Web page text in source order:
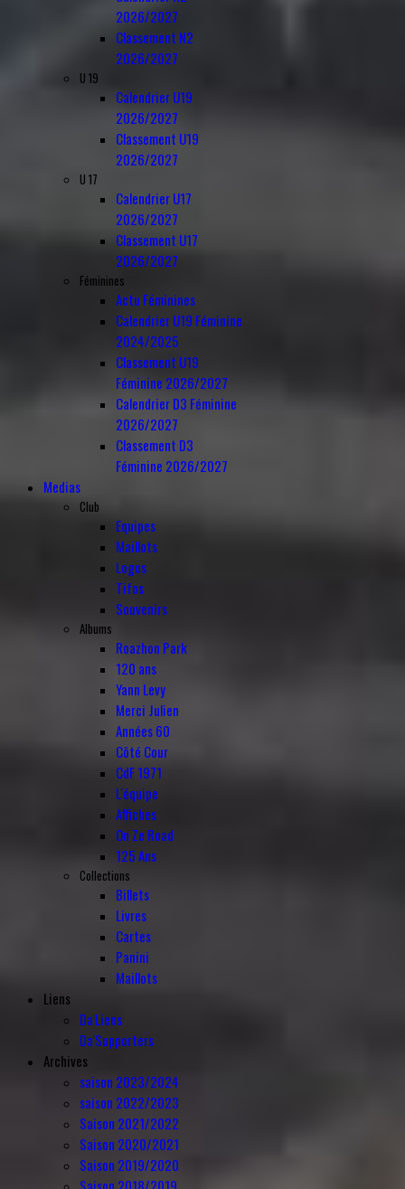
2026/2027
Classement N2
2026/2027
U 19
Calendrier U19
2026/2027
Classement U19
2026/2027
U 17
Calendrier U17
2026/2027
Classement U17
2026/2027
Féminines
Actu Féminines
Calendrier U19 Féminine
2024/2025
Classement U19
Féminine 2026/2027
Calendrier D3 Féminine
2026/2027
Classement D3
Féminine 2026/2027
Medias
Club
Equipes
Maillots
Logos
Tifos
Souvenirs
Albums
Roazhon Park
120 ans
Yann Levy
Merci Julien
Années 60
Côté Cour
CdF 1971
L'équipe
Affiches
On Ze Road
125 Ans
Collections
Billets
Livres
Cartes
Panini
Maillots
Liens
Da'Liens
Da'Supporters
Archives
saison 2023/2024
saison 2022/2023
Saison 2021/2022
Saison 2020/2021
Saison 2019/2020